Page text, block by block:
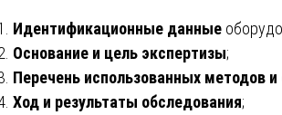
Идентификационные данные
Основание и цель экспертизы;
Перечень использованных методов и
Ход и результаты обследования;